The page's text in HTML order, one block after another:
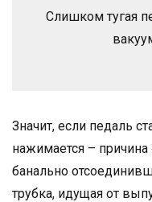
Слишком тугая
Значит, если педаль
нажимается –
банально
трубка, идущая от